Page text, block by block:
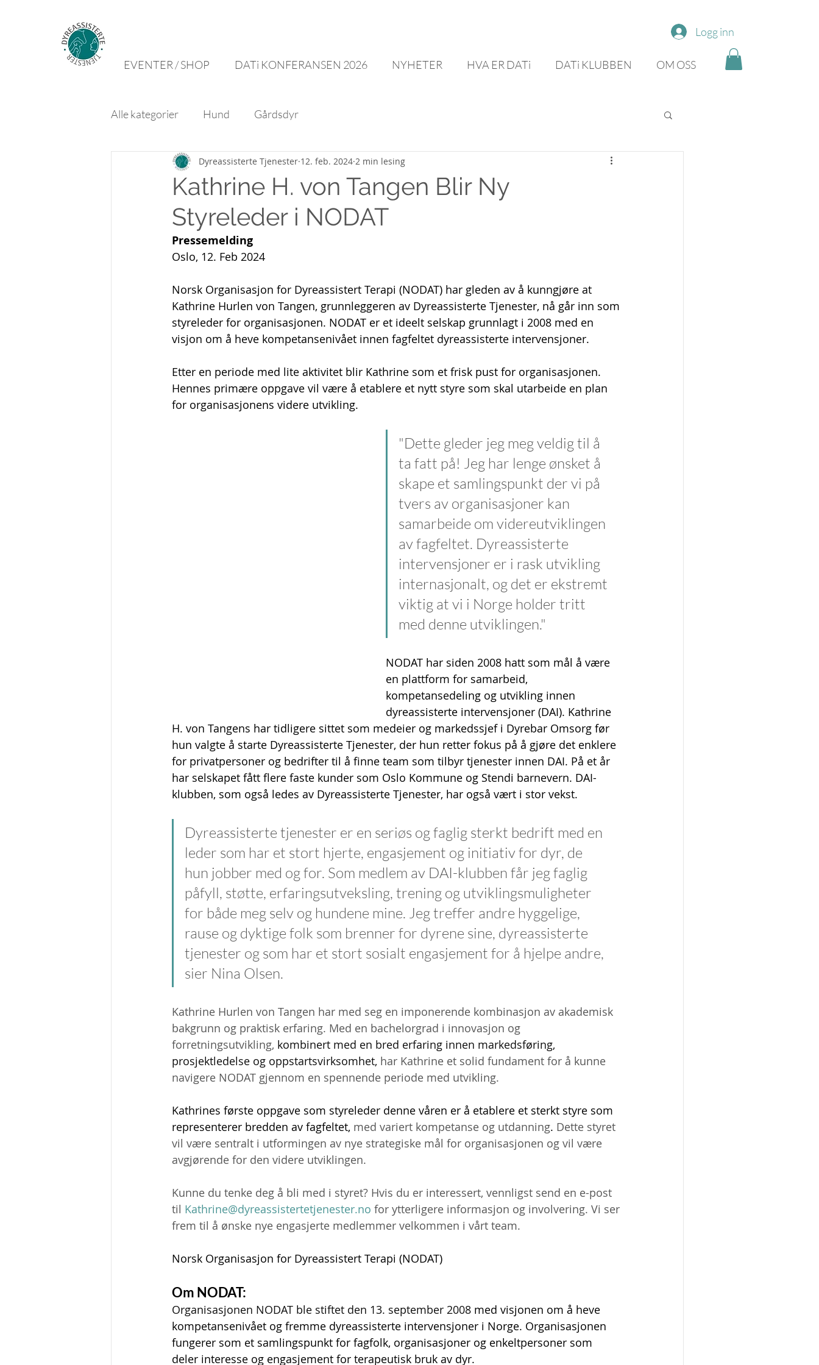
Logg inn
EVENTER / SHOP DATi KONFERANSEN 2026 NYHETER HVA ER DATi DATi KLUBBEN OM OSS
Alle kategorier Hund Gårdsdyr
Kathrine H. von Tangen Blir Ny
Styreleder i NODAT
Dyreassisterte Tjenester 12. feb. 2024 2 min lesing
Pressemelding
Oslo, 12. Feb 2024
Norsk Organisasjon for Dyreassistert Terapi (NODAT) har gleden av å kunngjøre at
Kathrine Hurlen von Tangen, grunnleggeren av Dyreassisterte Tjenester, nå går inn som
styreleder for organisasjonen. NODAT er et ideelt selskap grunnlagt i 2008 med en
visjon om å heve kompetansenivået innen fagfeltet dyreassisterte intervensjoner.
Etter en periode med lite aktivitet blir Kathrine som et frisk pust for organisasjonen.
Hennes primære oppgave vil være å etablere et nytt styre som skal utarbeide en plan
for organisasjonens videre utvikling.
"Dette gleder jeg meg veldig til å
ta fatt på! Jeg har lenge ønsket å
skape et samlingspunkt der vi på
tvers av organisasjoner kan
samarbeide om videreutviklingen
av fagfeltet. Dyreassisterte
intervensjoner er i rask utvikling
internasjonalt, og det er ekstremt
viktig at vi i Norge holder tritt
med denne utviklingen."
NODAT har siden 2008 hatt som mål å være
en plattform for samarbeid,
kompetansedeling og utvikling innen
dyreassisterte intervensjoner (DAI). Kathrine
H. von Tangens har tidligere sittet som medeier og markedssjef i Dyrebar Omsorg før
hun valgte å starte Dyreassisterte Tjenester, der hun retter fokus på å gjøre det enklere
for privatpersoner og bedrifter til å finne team som tilbyr tjenester innen DAI. På et år
har selskapet fått flere faste kunder som Oslo Kommune og Stendi barnevern. DAI-
klubben, som også ledes av Dyreassisterte Tjenester, har også vært i stor vekst.
Dyreassisterte tjenester er en seriøs og faglig sterkt bedrift med en
leder som har et stort hjerte, engasjement og initiativ for dyr, de
hun jobber med og for. Som medlem av DAI-klubben får jeg faglig
påfyll, støtte, erfaringsutveksling, trening og utviklingsmuligheter
for både meg selv og hundene mine. Jeg treffer andre hyggelige,
rause og dyktige folk som brenner for dyrene sine, dyreassisterte
tjenester og som har et stort sosialt engasjement for å hjelpe andre,
sier Nina Olsen.
Kathrine Hurlen von Tangen har med seg en imponerende kombinasjon av akademisk
bakgrunn og praktisk erfaring. Med en bachelorgrad i innovasjon og
forretningsutvikling, kombinert med en bred erfaring innen markedsføring,
prosjektledelse og oppstartsvirksomhet, har Kathrine et solid fundament for å kunne
navigere NODAT gjennom en spennende periode med utvikling.
Kathrines første oppgave som styreleder denne våren er å etablere et sterkt styre som
representerer bredden av fagfeltet, med variert kompetanse og utdanning. Dette styret
vil være sentralt i utformingen av nye strategiske mål for organisasjonen og vil være
avgjørende for den videre utviklingen.
Kunne du tenke deg å bli med i styret? Hvis du er interessert, vennligst send en e-post
til Kathrine@dyreassistertetjenester.no for ytterligere informasjon og involvering. Vi ser
frem til å ønske nye engasjerte medlemmer velkommen i vårt team.
Norsk Organisasjon for Dyreassistert Terapi (NODAT)
Om NODAT:
Organisasjonen NODAT ble stiftet den 13. september 2008 med visjonen om å heve
kompetansenivået og fremme dyreassisterte intervensjoner i Norge. Organisasjonen
fungerer som et samlingspunkt for fagfolk, organisasjoner og enkeltpersoner som
deler interesse og engasjement for terapeutisk bruk av dyr.